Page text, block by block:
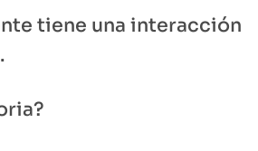
tiene una interacción